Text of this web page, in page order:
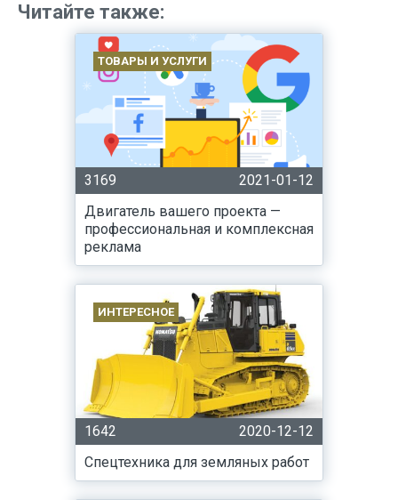
Читайте также:
ТОВАРЫ И УСЛУГИ
3169
2021-01-12
Двигатель вашего проекта —
профессиональная и комплексная
реклама
ИНТЕРЕСНОЕ
1642
2020-12-12
Спецтехника для земляных работ